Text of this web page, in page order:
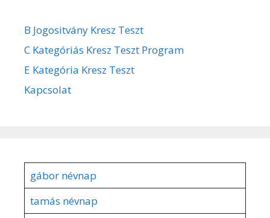
B Jogositvány Kresz Teszt
C Kategóriás Kresz Teszt Program
E Kategória Kresz Teszt
Kapcsolat
gábor névnap
tamás névnap